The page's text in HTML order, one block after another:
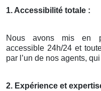
1. Accessibilité totale :
Nous avons mis en
accessible 24h/24 et
par l’un de nos agents,
2. Expérience et